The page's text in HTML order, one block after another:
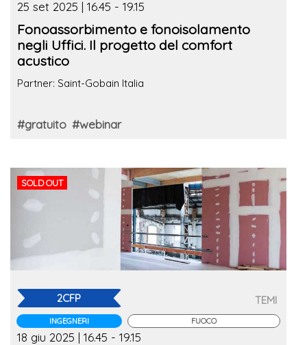
25 set 2025 | 16.45 - 19.15
Fonoassorbimento e fonoisolamento
negli Uffici. Il progetto del comfort
acustico
Partner: Saint-Gobain Italia
#gratuito #webinar
SOLD OUT
2CFP
INGEGNERI
TEMI
FUOCO
18 giu 2025 | 16.45 - 19.15